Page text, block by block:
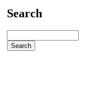
Search